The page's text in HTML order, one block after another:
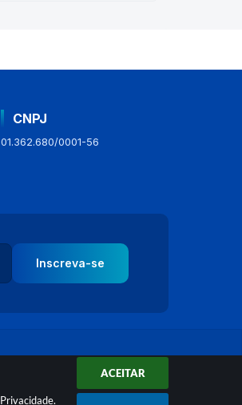
Privacidade.
ACEITAR
CNPJ
01.362.680/0001-56
Inscreva-se